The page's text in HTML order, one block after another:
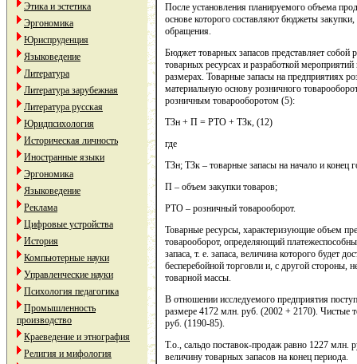
Этика и эстетика
Эргономика
Юриспруденция
Языковедение
Литература
Литература зарубежная
Литература русская
Юридпсихология
Историческая личность
Иностранные языки
Эргономика
Языковедение
Реклама
Цифровые устройства
История
Компьютерные науки
Управленческие науки
Психология педагогика
Промышленность
производство
Краеведение и этнография
Религия и мифология
После установления планируемого объема
основе которого составляют бюджеты
обращения.
Бюджет товарных запасов представляет собой
товарных ресурсах и разработкой
размерах. Товарные запасы на предприятиях
материальную основу розничного
розничным товарооборотом (5):
ТЗн + П = РТО + ТЗк, (12)
где
ТЗн; ТЗк – товарные запасы на начало и конец
П – объем закупки товаров;
РТО – розничный товарооборот.
Товарные ресурсы, характеризующие объем
товарооборот, определяющий
запаса, т. е. запаса, величина которого будет
бесперебойной торговли и, с другой стороны,
товарной массы.
В отношении исследуемого предприятия
размере 4172 млн. руб. (2002 + 2170). Чистые
руб. (1190-85).
Т.о., сальдо поставок-продаж равно 1227 млн.
величину товарных запасов на конец периода.